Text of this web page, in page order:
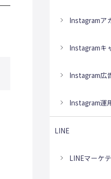
Instagramア
Instagramキ
Instagram広
Instagram運
LINE
LINEマーケ